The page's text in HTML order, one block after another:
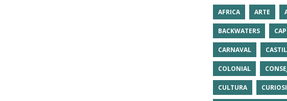
AFRICA ARTE
BACKWATERS
CARNAVAL
COLONIAL
CULTURA